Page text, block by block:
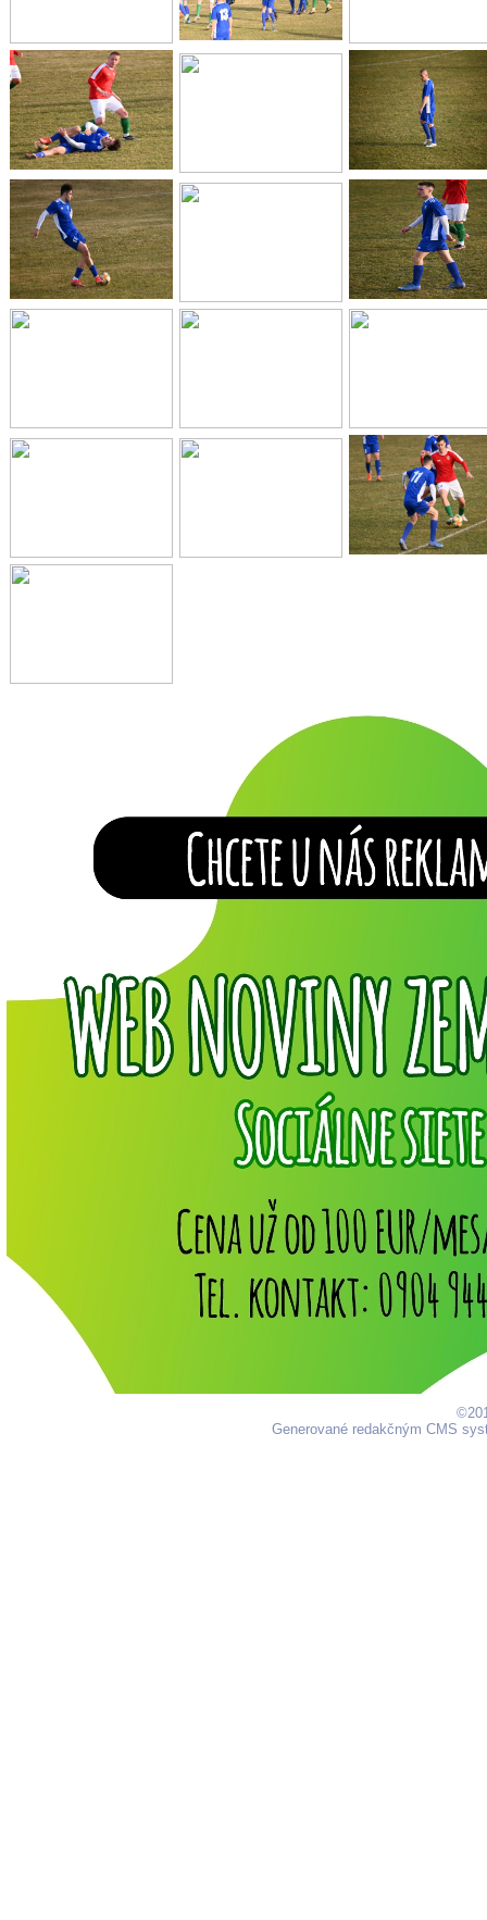
Generované redakčným CMS